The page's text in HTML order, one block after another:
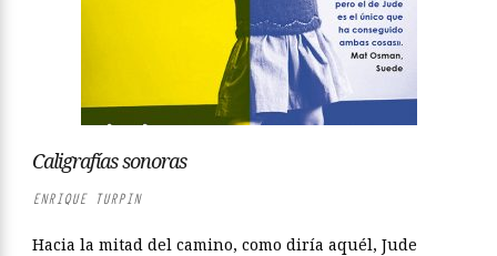
Caligrafías sonoras
ENRIQUE TURPIN
Hacia la mitad del camino, como diría aquél, Jude